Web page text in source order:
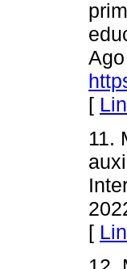
[
11.
[